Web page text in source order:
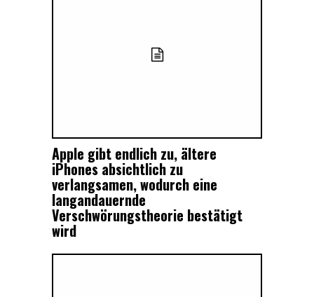
Apple gibt endlich zu, ältere
iPhones absichtlich zu
verlangsamen, wodurch eine
langandauernde
Verschwörungstheorie bestätigt
wird